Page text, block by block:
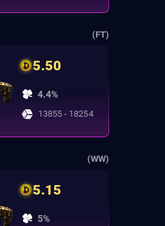
(FT)
5.50
4.4%
13855 - 18254
(WW)
5.15
5%